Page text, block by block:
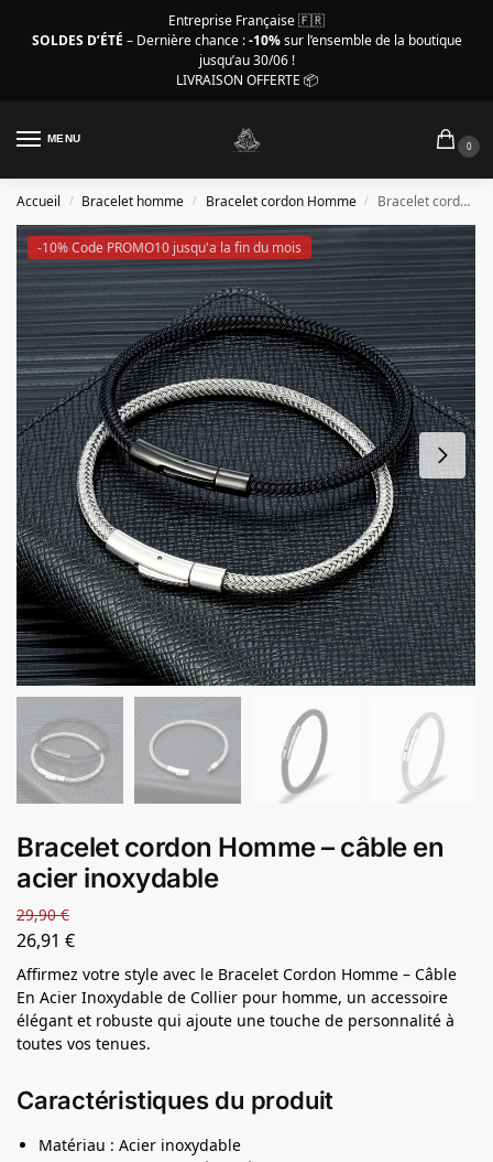
Entreprise Française 🇫🇷
SOLDES D’ÉTÉ – Dernière chance :-10%sur l’ensemble de la boutique
jusqu’au 30/06 !
LIVRAISON OFFERTE 📦
MENU
0
Accueil / Bracelet homme / Bracelet cordon Homme / Bracelet cordon Homme – câble en acier inoxydable
-10% Code PROMO10 jusqu'a la fin du mois
Bracelet cordon Homme – câble en
acier inoxydable
29,90€
26,91 €
Affirmez votre style avec le Bracelet Cordon Homme – Câble
En Acier Inoxydable de Collier pour homme, un accessoire
élégant et robuste qui ajoute une touche de personnalité à
toutes vos tenues.
Caractéristiques du produit
Matériau : Acier inoxydable